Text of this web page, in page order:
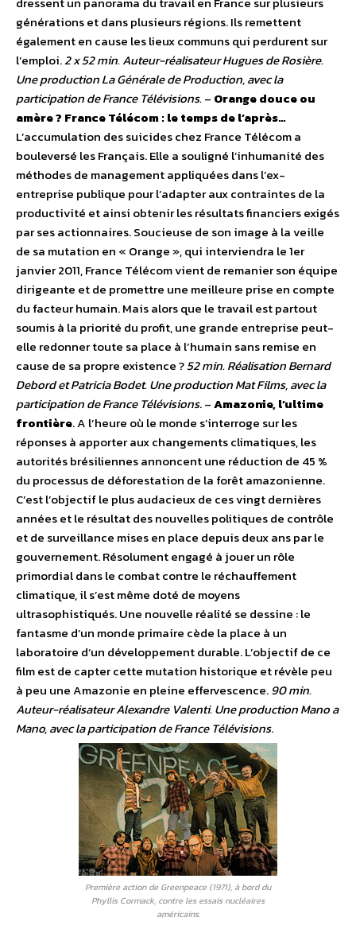
générations et dans plusieurs régions. Ils remettent
également en cause les lieux communs qui perdurent sur
l’emploi.2 x 52 min. Auteur-réalisateur Hugues de Rosière.
Une production La Générale de Production, avec la
participation de France Télévisions.– Orange douce ou
amère ? France Télécom : le temps de l’après…
L’accumulation des suicides chez France Télécom a
bouleversé les Français. Elle a souligné l’inhumanité des
méthodes de management appliquées dans l’ex-
entreprise publique pour l’adapter aux contraintes de la
productivité et ainsi obtenir les résultats financiers exigés
par ses actionnaires. Soucieuse de son image à la veille
de sa mutation en « Orange », qui interviendra le 1er
janvier 2011, France Télécom vient de remanier son équipe
dirigeante et de promettre une meilleure prise en compte
du facteur humain. Mais alors que le travail est partout
soumis à la priorité du profit, une grande entreprise peut-
elle redonner toute sa place à l’humain sans remise en
cause de sa propre existence ?52 min. Réalisation Bernard
Debord et Patricia Bodet. Une production Mat Films, avec la
participation de France Télévisions. –Amazonie, l’ultime
frontière. A l’heure où le monde s’interroge sur les
réponses à apporter aux changements climatiques, les
autorités brésiliennes annoncent une réduction de 45 %
du processus de déforestation de la forêt amazonienne.
C’est l’objectif le plus audacieux de ces vingt dernières
années et le résultat des nouvelles politiques de contrôle
et de surveillance mises en place depuis deux ans par le
gouvernement. Résolument engagé à jouer un rôle
primordial dans le combat contre le réchauffement
climatique, il s’est même doté de moyens
ultrasophistiqués. Une nouvelle réalité se dessine : le
fantasme d’un monde primaire cède la place à un
laboratoire d’un développement durable. L’objectif de ce
film est de capter cette mutation historique et révèle peu
à peu une Amazonie en pleine effervescence.90 min.
Auteur-réalisateur Alexandre Valenti. Une production Mano a
Mano, avec la participation de France Télévisions.
Première action de Greenpeace (1971), à bord du
Phyllis Cormack, contre les essais nucléaires
américains.